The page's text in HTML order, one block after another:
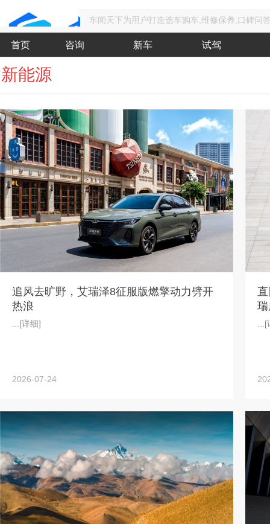
车闻天下为用户打造选车购车,维修保养,口碑问
首页 咨询 新车 试驾
新能源
追风去旷野，艾瑞泽8征服版燃擎动力劈开
热浪
[详细]
2026-07-24
[